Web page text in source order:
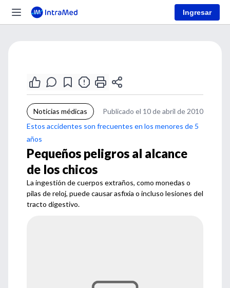
Ingresar
Noticias médicas
Publicado el 10 de abril de 2010
Estos accidentes son frecuentes en los menores de 5
años
Pequeños peligros al alcance
de los chicos
La ingestión de cuerpos extraños, como monedas o
pilas de reloj, puede causar asfixia o incluso lesiones del
tracto digestivo.